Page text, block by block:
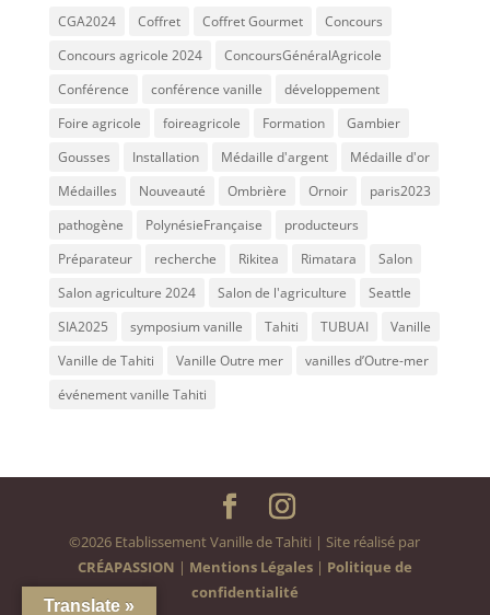
CGA2024 Coffret Coffret Gourmet
Concours
Concours agricole 2024
ConcoursGénéralAgricole
Conférence
conférence vanille
développement
Foire agricole
foireagricole Formation
Gambier
Gousses
Installation Médaille d'argent
Médaille d'or
Médailles
Nouveauté Ombrière Ornoir
paris2023
pathogène
PolynésieFrançaise
producteurs
Préparateur
recherche Rikitea Rimatara
Salon
Salon agriculture 2024
Salon de l'agriculture
Seattle
SIA2025
symposium vanille Tahiti TUBUAI
Vanille
Vanille de Tahiti
Vanille Outre mer
vanilles d’Outre-mer
événement vanille Tahiti
©2026 Etablissement Vanille de Tahiti | Site réalisé par
CRÉAPASSION | Mentions Légales| Politique de
confidentialité
Translate »